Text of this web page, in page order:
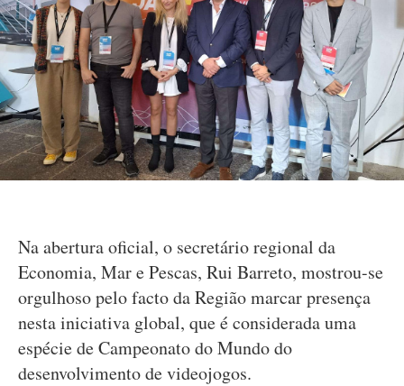
Na abertura oficial, o secretário regional da
Economia, Mar e Pescas, Rui Barreto, mostrou-se
orgulhoso pelo facto da Região marcar presença
nesta iniciativa global, que é considerada uma
espécie de Campeonato do Mundo do
desenvolvimento de videojogos.